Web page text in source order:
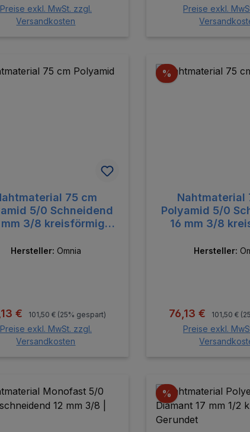
Preise exkl. MwSt. zzgl.
Versandkosten
Preise exkl.
75 cm
5/0 Schneidend
mm 3/8 kreisförmig
Hersteller: Omnia
€ Regulärer Preis:
101,50 € (25% gespart)
Preise exkl. MwSt. zzgl.
Versandkosten
% Rabatt
Nahtmaterial
Polyamid 5/0
16 mm 3/8
Hersteller:
Verkaufspreis:
76,13 € Regulärer
101,50 €
Preise exkl.
% Rabatt